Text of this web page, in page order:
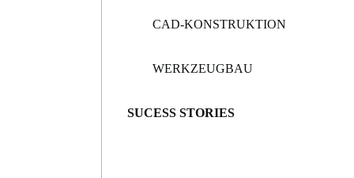
CAD-KONSTRUKTION
WERKZEUGBAU
SUCESS STORIES